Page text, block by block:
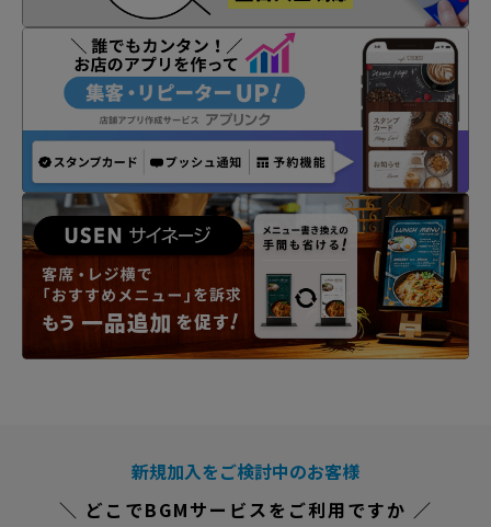
新規加入をご検討中のお客様
＼ どこでBGMサービスをご利用ですか ／